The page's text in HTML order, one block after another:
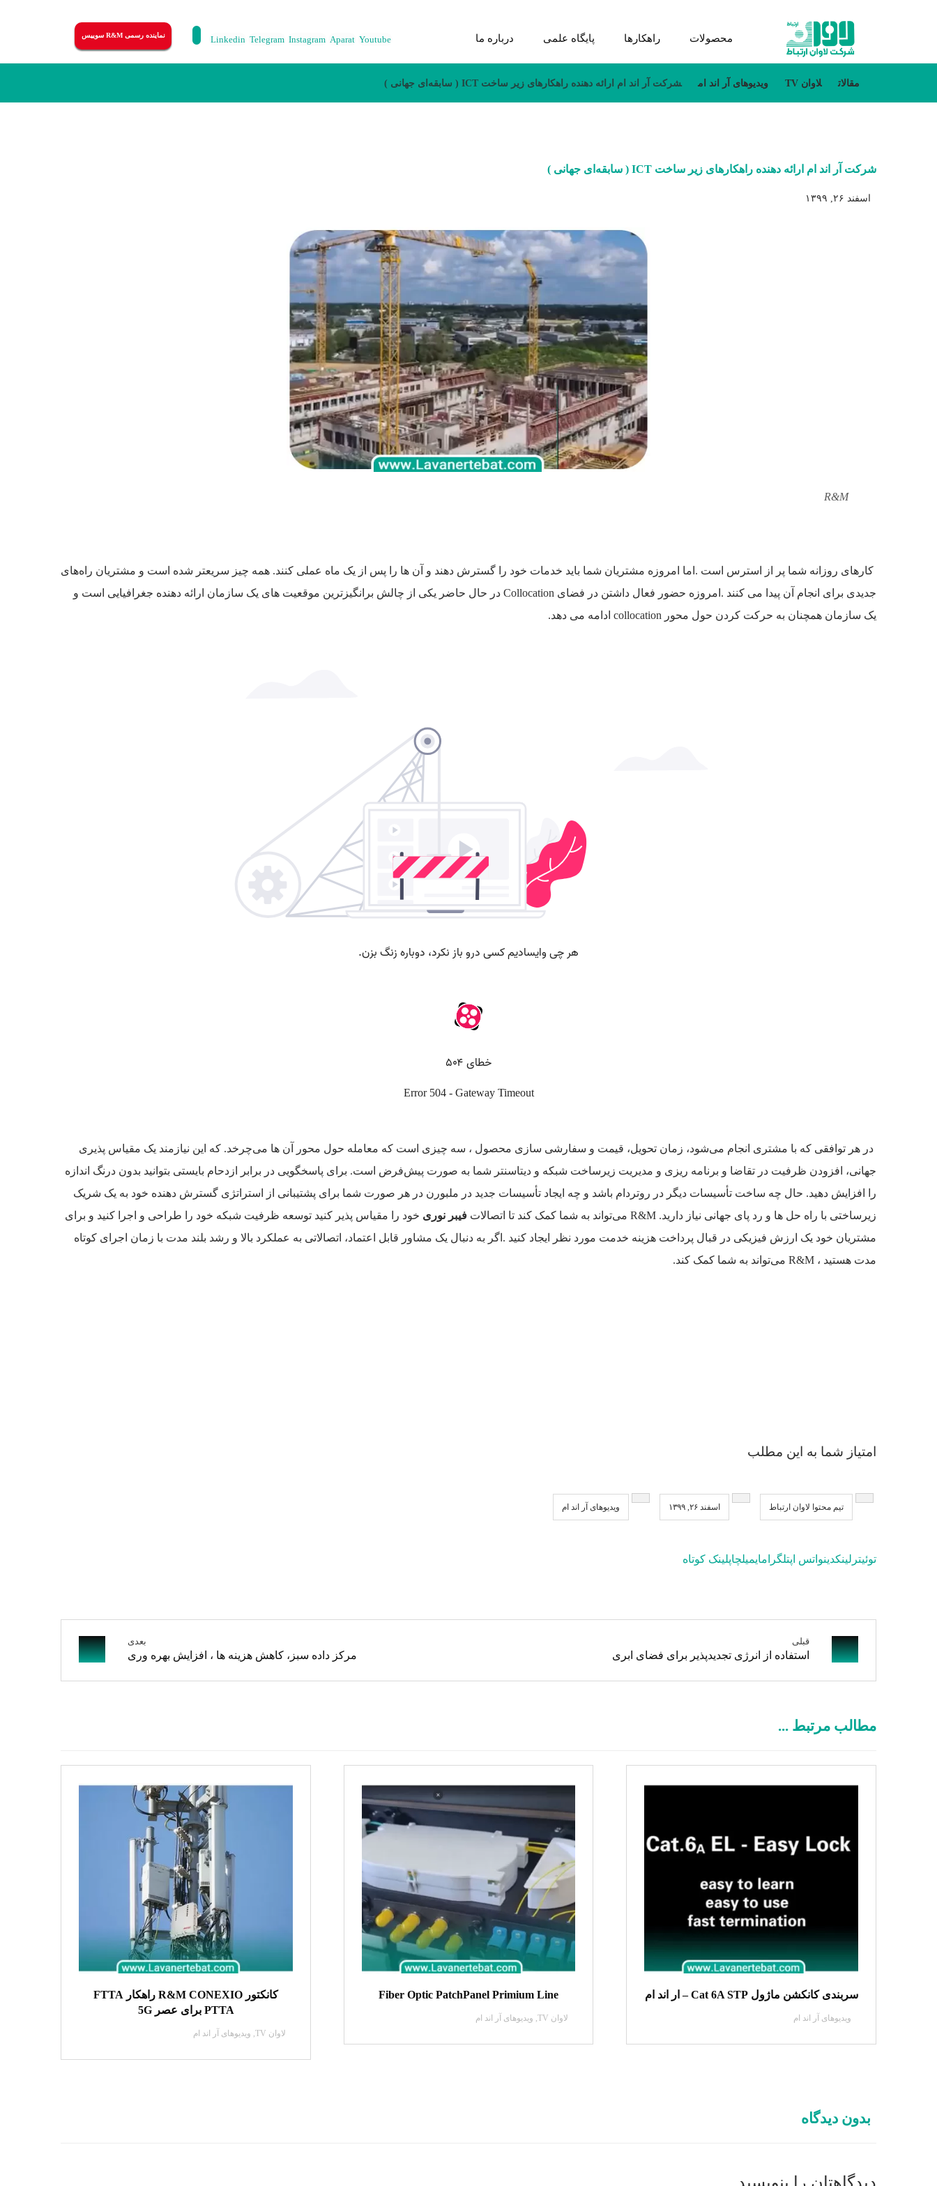
محصولات راهکارها پایگاه علمی درباره ما نماینده رسمی R&M سوییس Linkedin Telegram Instagram Aparat Youtube
مقالات لاوان TV ویدیو‌های آر اند ام شرکت آر اند ام ارائه دهنده راهکارهای زیر ساخت ICT ( سابقه‌ای جهانی )
شرکت آر اند ام ارائه دهنده راهکارهای زیر ساخت ICT ( سابقه‌ای جهانی )
اسفند ۲۶, ۱۳۹۹
R&M
کارهای روزانه شما پر از استرس است .اما امروزه مشتریان شما باید خدمات خود را گسترش دهند و آن ها را پس از یک ماه عملی کنند. همه چیز سریعتر شده است و مشتریان راه‌های
جدیدی برای انجام آن پیدا می کنند .امروزه حضور فعال داشتن در فضای Collocation در حال حاضر یکی از چالش برانگیزترین موقعیت های یک سازمان ارائه دهنده جغرافیایی است و
یک سازمان همچنان به حرکت کردن حول محور collocation ادامه می دهد.
در هر توافقی که با مشتری انجام می‌شود، زمان تحویل، قیمت و سفارشی سازی محصول ، سه چیزی است که معامله حول محور آن ها می‌چرخد. که این نیازمند یک مقیاس پذیری
جهانی، افزودن ظرفیت در تقاضا و برنامه ریزی و مدیریت زیرساخت شبکه و دیتاسنتر شما به صورت پیش‌فرض است. برای پاسخگویی در برابر ازدحام بایستی بتوانید بدون درنگ اندازه
را افزایش دهید. حال چه ساخت تأسیسات دیگر در روتردام باشد و چه ایجاد تأسیسات جدید در ملبورن در هر صورت شما برای پشتیبانی از استراتژی گسترش دهنده خود به یک شریک
زیرساختی با راه حل ها و رد پای جهانی نیاز دارید. R&M می‌تواند به شما کمک کند تا اتصالات
فیبر نوری خود را مقیاس پذیر کنید توسعه ظرفیت شبکه خود را طراحی و اجرا کنید و برای
مشتریان خود یک ارزش فیزیکی در قبال پرداخت هزینه خدمت مورد نظر ایجاد کنید .اگر به دنبال یک مشاور قابل اعتماد، اتصالاتی به عملکرد بالا و رشد بلند مدت با زمان اجرای کوتاه
مدت هستید ، R&M می‌تواند به شما کمک کند.
امتیاز شما به این مطلب
تیم محتوا لاوان ارتباط اسفند ۲۶, ۱۳۹۹ ویدیو‌های آر اند ام
توئیتر لینکدینواتس اپتلگرامایمیلچاپلینک کوتاه
قبلی
استفاده از انرژی تجدیدپذیر برای فضای ابری
بعدی
مرکز داده سبز، کاهش هزینه ها ، افزایش بهره وری
مطالب مرتبط ...
سربندی کانکشن ماژول Cat 6A STP – ار اند ام
ویدیو‌های آر اند ام
Fiber Optic PatchPanel Primium Line
لاوان TV , ویدیو‌های آر اند ام
کانکتور R&M CONEXIO راهکار FTTA
PTTA برای عصر 5G
لاوان TV ویدیو‌های آر اند ام
بدون دیدگاه
دیدگاهتان را بنویسید